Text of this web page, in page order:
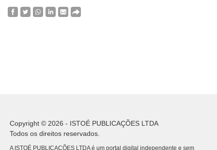
Copyright © 2026 - ISTOÉ PUBLICAÇÕES LTDA
Todos os direitos reservados.
A ISTOÉ PUBLICAÇÕES LTDA é um portal digital independente e sem